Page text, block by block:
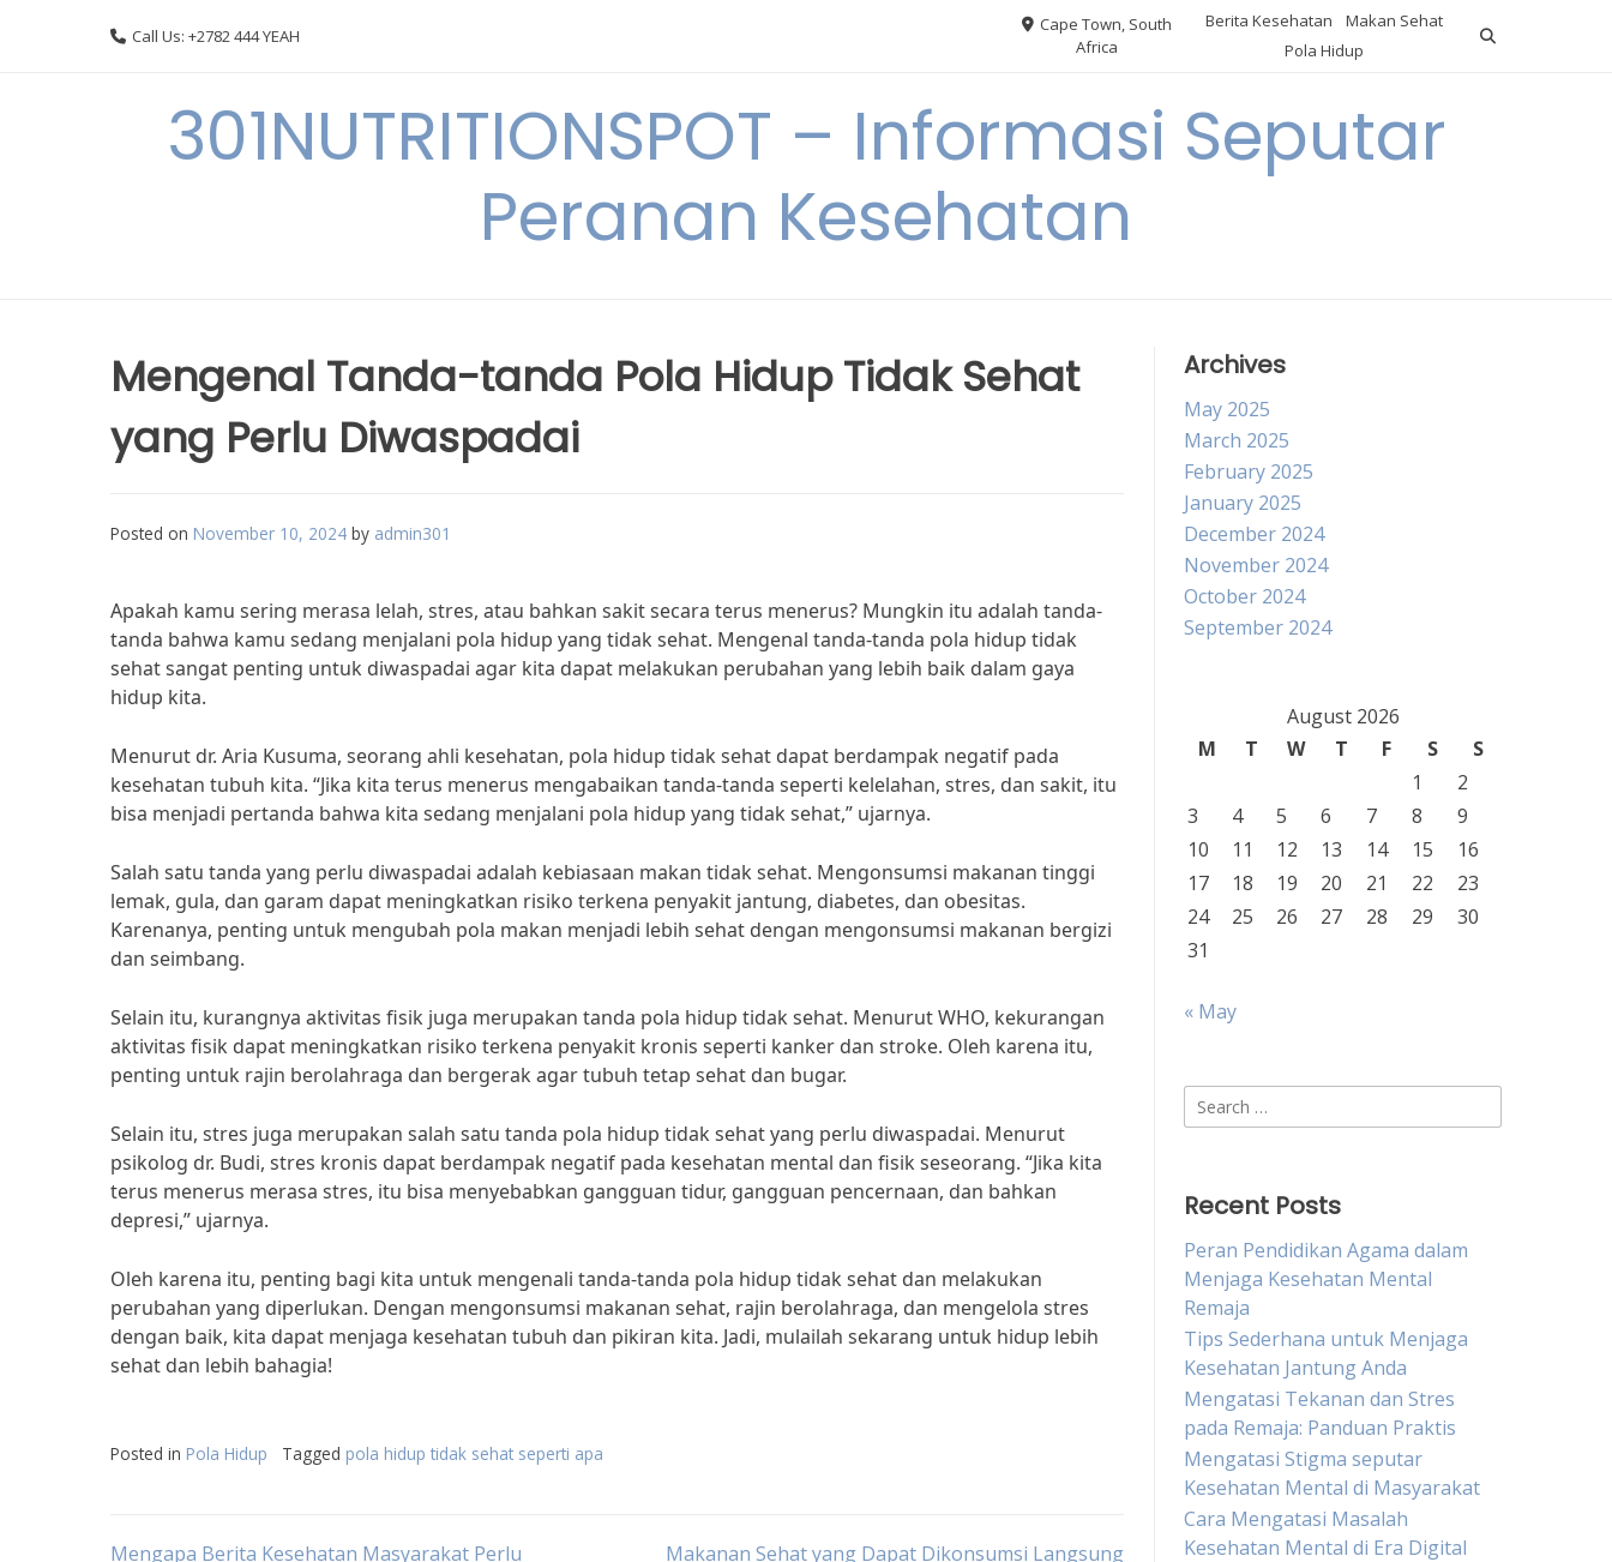
Call Us: +2782 444 YEAH
Cape Town, South
Africa
Berita Kesehatan
Makan Sehat
Pola Hidup
301NUTRITIONSPOT – Informasi Seputar
Peranan Kesehatan
Mengenal Tanda-tanda Pola Hidup Tidak Sehat
yang Perlu Diwaspadai
Posted on November 10, 2024 by admin301
Apakah kamu sering merasa lelah, stres, atau bahkan sakit secara terus menerus? Mungkin itu adalah tanda-
tanda bahwa kamu sedang menjalani pola hidup yang tidak sehat. Mengenal tanda-tanda pola hidup tidak
sehat sangat penting untuk diwaspadai agar kita dapat melakukan perubahan yang lebih baik dalam gaya
hidup kita.
Menurut dr. Aria Kusuma, seorang ahli kesehatan, pola hidup tidak sehat dapat berdampak negatif pada
kesehatan tubuh kita. “Jika kita terus menerus mengabaikan tanda-tanda seperti kelelahan, stres, dan sakit, itu
bisa menjadi pertanda bahwa kita sedang menjalani pola hidup yang tidak sehat,” ujarnya.
Salah satu tanda yang perlu diwaspadai adalah kebiasaan makan tidak sehat. Mengonsumsi makanan tinggi
lemak, gula, dan garam dapat meningkatkan risiko terkena penyakit jantung, diabetes, dan obesitas.
Karenanya, penting untuk mengubah pola makan menjadi lebih sehat dengan mengonsumsi makanan bergizi
dan seimbang.
Selain itu, kurangnya aktivitas fisik juga merupakan tanda pola hidup tidak sehat. Menurut WHO, kekurangan
aktivitas fisik dapat meningkatkan risiko terkena penyakit kronis seperti kanker dan stroke. Oleh karena itu,
penting untuk rajin berolahraga dan bergerak agar tubuh tetap sehat dan bugar.
Selain itu, stres juga merupakan salah satu tanda pola hidup tidak sehat yang perlu diwaspadai. Menurut
psikolog dr. Budi, stres kronis dapat berdampak negatif pada kesehatan mental dan fisik seseorang. “Jika kita
terus menerus merasa stres, itu bisa menyebabkan gangguan tidur, gangguan pencernaan, dan bahkan
depresi,” ujarnya.
Oleh karena itu, penting bagi kita untuk mengenali tanda-tanda pola hidup tidak sehat dan melakukan
perubahan yang diperlukan. Dengan mengonsumsi makanan sehat, rajin berolahraga, dan mengelola stres
dengan baik, kita dapat menjaga kesehatan tubuh dan pikiran kita. Jadi, mulailah sekarang untuk hidup lebih
sehat dan lebih bahagia!
Posted in Pola Hidup Tagged pola hidup tidak sehat seperti apa
Mengapa Berita Kesehatan Masyarakat Perlu
Makanan Sehat yang Dapat Dikonsumsi Langsung
Archives
May 2025
March 2025
February 2025
January 2025
December 2024
November 2024
October 2024
September 2024
August 2026
M
T W T F S
S
1
2
3
4 5 6 7 8
9
10
11 12 13 14 15
16
17
18 19 20 21 22
23
24
25 26 27 28 29
30
31
« May
Search
for:
Recent Posts
Peran Pendidikan Agama dalam
Menjaga Kesehatan Mental
Remaja
Tips Sederhana untuk Menjaga
Kesehatan Jantung Anda
Mengatasi Tekanan dan Stres
pada Remaja: Panduan Praktis
Mengatasi Stigma seputar
Kesehatan Mental di Masyarakat
Cara Mengatasi Masalah
Kesehatan Mental di Era Digital